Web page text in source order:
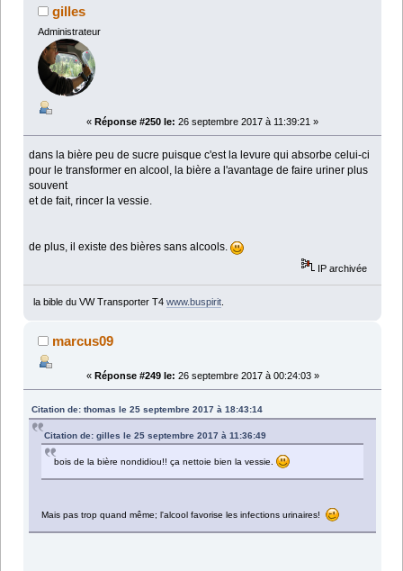
gilles
Administrateur
« Réponse #250 le: 26 septembre 2017 à 11:39:21 »
dans la bière peu de sucre puisque c'est la levure qui absorbe celui-ci
pour le transformer en alcool, la bière a l'avantage de faire uriner plus
souvent
et de fait, rincer la vessie.
de plus, il existe des bières sans alcools.
IP archivée
la bible du VW Transporter T4 www.buspirit.
marcus09
« Réponse #249 le: 26 septembre 2017 à 00:24:03 »
Citation de: thomas le 25 septembre 2017 à 18:43:14
Citation de: gilles le 25 septembre 2017 à 11:36:49
bois de la bière nondidiou!! ça nettoie bien la vessie.
Mais pas trop quand même; l'alcool favorise les infections urinaires!